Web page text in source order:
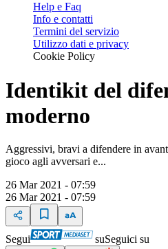
Help e Faq
Info e contatti
Termini del servizio
Utilizzo dati e privacy
Cookie Policy
Identikit del
moderno
Aggressivi, bravi a difendere in
gioco agli avversari e...
26 Mar 2021 - 07:59
26 Mar 2021 - 07:59
Segui suSeguici su